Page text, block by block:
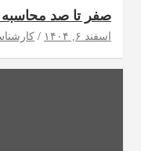
صفر تا صد
اسفند ۶, ۱۴۰۴